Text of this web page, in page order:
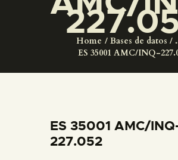
Home Bases de datos
ES 35001 AMC/INQ-
ACTIVIDADES
COLECCIONES
ES 35001 AMC/
227.052